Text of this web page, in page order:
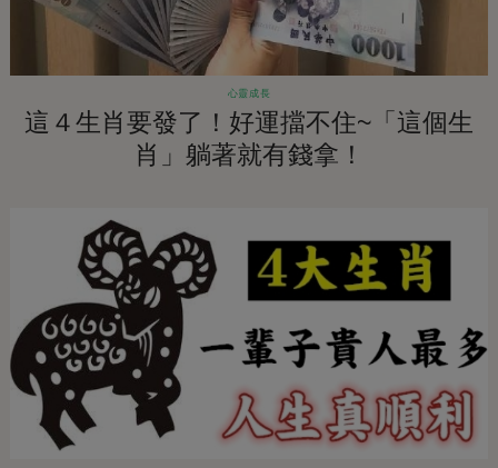
心靈成長
這４生肖要發了！好運擋不住~「這個生
肖」躺著就有錢拿！